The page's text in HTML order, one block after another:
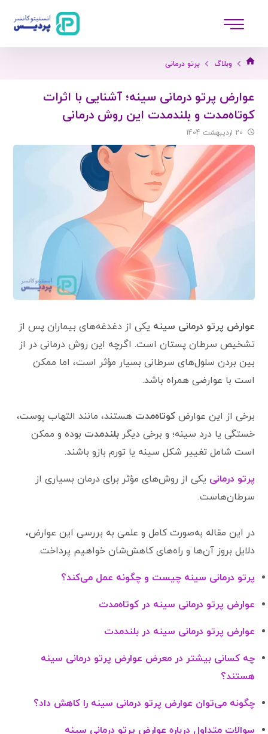
وبلاگ پرتو درمانی
عوارض پرتو درمانی سینه؛ آشنایی با اثرات
کوتاه‌مدت و بلندمدت این روش درمانی
20 اردیبهشت 1404
عوارض پرتو درمانی سینه یکی از دغدغه‌های بیماران پس از
تشخیص سرطان پستان است. اگرچه این روش درمانی در از
بین بردن سلول‌های سرطانی بسیار مؤثر است، اما ممکن
است با عوارضی همراه باشد.
برخی از این عوارضکوتاه‌مدت هستند، مانند التهاب پوست،
خستگی یا درد سینه؛ و برخی دیگربلندمدت بوده و ممکن
است شامل تغییر شکل سینه یا تورم بازو باشند.
پرتو درمانی یکی از روش‌های مؤثر برای درمان بسیاری از
سرطان‌هاست.
در این مقاله به‌صورت کامل و علمی به بررسی این عوارض،
دلایل بروز آن‌ها و راه‌های کاهش‌شان خواهیم پرداخت.
پرتو درمانی سینه چیست و چگونه عمل می‌کند؟
عوارض پرتو درمانی سینه در کوتاه‌مدت
عوارض پرتو درمانی سینه در بلندمدت
چه کسانی بیشتر در معرض عوارض پرتو درمانی سینه
هستند؟
چگونه می‌توان عوارض پرتو درمانی سینه را کاهش داد؟
سوالات متداول درباره عوارض پرتو درمانی سینه